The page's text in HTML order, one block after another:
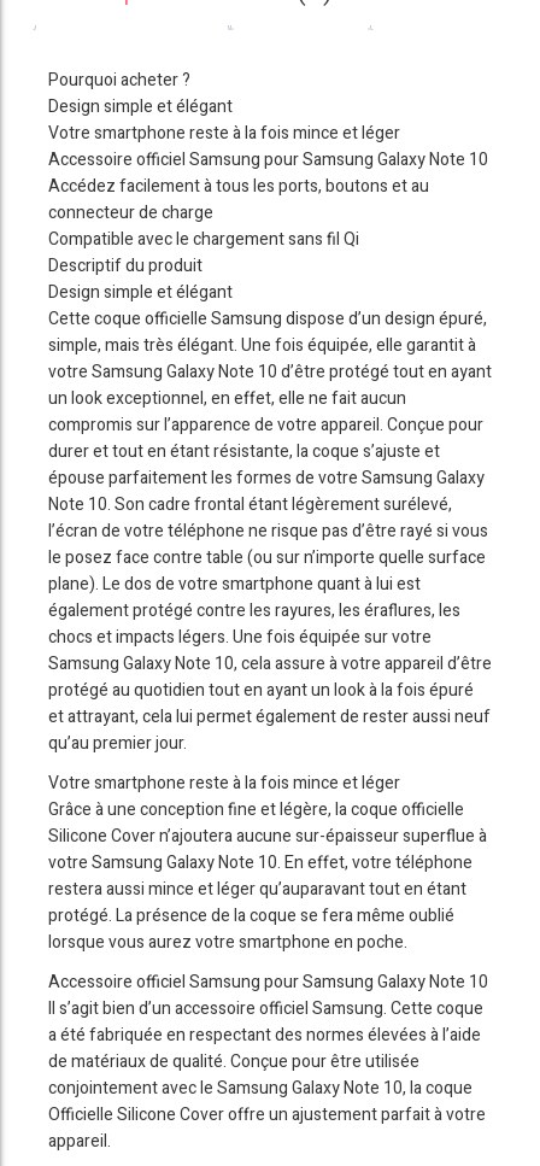
Pourquoi acheter ?
Design simple et élégant
Votre smartphone reste à la fois mince et léger
Accessoire officiel Samsung pour Samsung Galaxy Note 10
Accédez facilement à tous les ports, boutons et au
connecteur de charge
Compatible avec le chargement sans fil Qi
Descriptif du produit
Design simple et élégant
Cette coque officielle Samsung dispose d’un design épuré,
simple, mais très élégant. Une fois équipée, elle garantit à
votre Samsung Galaxy Note 10 d’être protégé tout en ayant
un look exceptionnel, en effet, elle ne fait aucun
compromis sur l’apparence de votre appareil. Conçue pour
durer et tout en étant résistante, la coque s’ajuste et
épouse parfaitement les formes de votre Samsung Galaxy
Note 10. Son cadre frontal étant légèrement surélevé,
l’écran de votre téléphone ne risque pas d’être rayé si vous
le posez face contre table (ou sur n’importe quelle surface
plane). Le dos de votre smartphone quant à lui est
également protégé contre les rayures, les éraflures, les
chocs et impacts légers. Une fois équipée sur votre
Samsung Galaxy Note 10, cela assure à votre appareil d’être
protégé au quotidien tout en ayant un look à la fois épuré
et attrayant, cela lui permet également de rester aussi neuf
qu’au premier jour.
Votre smartphone reste à la fois mince et léger
Grâce à une conception fine et légère, la coque officielle
Silicone Cover n’ajoutera aucune sur-épaisseur superflue à
votre Samsung Galaxy Note 10. En effet, votre téléphone
restera aussi mince et léger qu’auparavant tout en étant
protégé. La présence de la coque se fera même oublié
lorsque vous aurez votre smartphone en poche.
Accessoire officiel Samsung pour Samsung Galaxy Note 10
Il s’agit bien d’un accessoire officiel Samsung. Cette coque
a été fabriquée en respectant des normes élevées à l’aide
de matériaux de qualité. Conçue pour être utilisée
conjointement avec le Samsung Galaxy Note 10, la coque
Officielle Silicone Cover offre un ajustement parfait à votre
appareil.